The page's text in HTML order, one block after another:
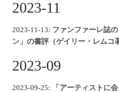
2023-11
2023-11-13: ファンファーレ誌
ン」の書評（ゲイリー・レムコ
2023-09
2023-09-25: 「アーティストに